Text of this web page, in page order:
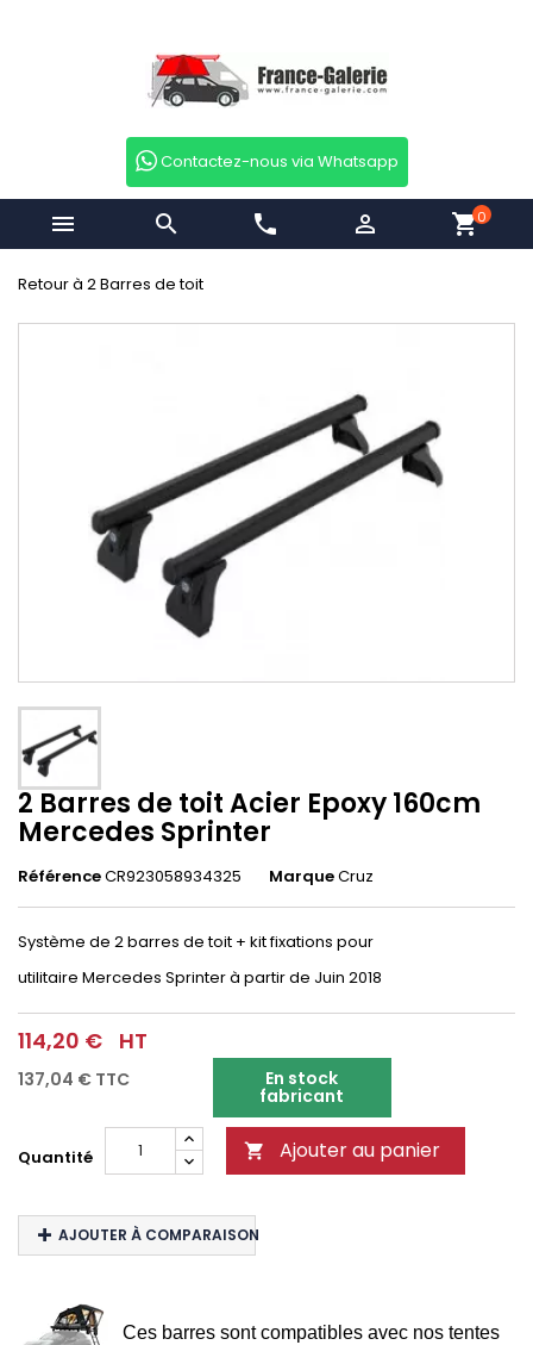
Contactez-nous via Whatsapp
  phone  shopping_cart0
Retour à 2 Barres de toit
2 Barres de toit Acier Epoxy 160cm
Mercedes Sprinter
RéférenceCR923058934325 MarqueCruz
Système de 2 barres de toit + kit fixations pour
utilitaire Mercedes Sprinterà partir de Juin 2018
114,20 € HT
137,04 € TTC En stock
fabricant
Quantité  Ajouter au panier
AJOUTER À COMPARAISON
Ces barres sont compatibles avec nos tentes